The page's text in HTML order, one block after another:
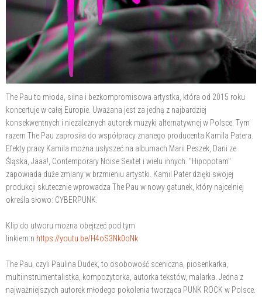
The Pau to młoda, silna i bezkompromisowa artystka, która od 2015 roku
koncertuje w całej Europie. Uważana jest za jedną z najbardziej
konsekwentnych i niezależnych autorek muzyki alternatywnej w Polsce. Tym
razem The Pau zaprosiła do współpracy znanego producenta Kamila Patera.
Efekty pracy Kamila można usłyszeć na albumach Marii Peszek, Darii ze
Śląska, Jaaa!, Contemporary Noise Sextet i wielu innych. "Hipopotam"
zapowiada duże zmiany w brzmieniu artystki. Kamil Pater dzięki swojej
produkcji skutecznie wprowadza The Pau w nowy gatunek, który najcelniej
określa słowo: CYBERPUNK.
Klip do utworu można obejrzeć pod tym
linkiem:n https://youtu.be/H4oS3Nk0oNk
The Pau, czyli Paulina Dudek, to osobowość sceniczna, piosenkarka,
multiinstrumentalistka, kompozytorka, autorka tekstów, malarka. Jedna z
najważniejszych autorek młodego pokolenia tworząca PUNK ROCK w Polsce.